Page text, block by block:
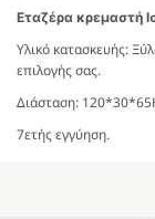
Εταζέρα κρεμαστή
Υλικό κατασκευής:
επιλογής σας.
Διάσταση:
7ετής εγγύηση.